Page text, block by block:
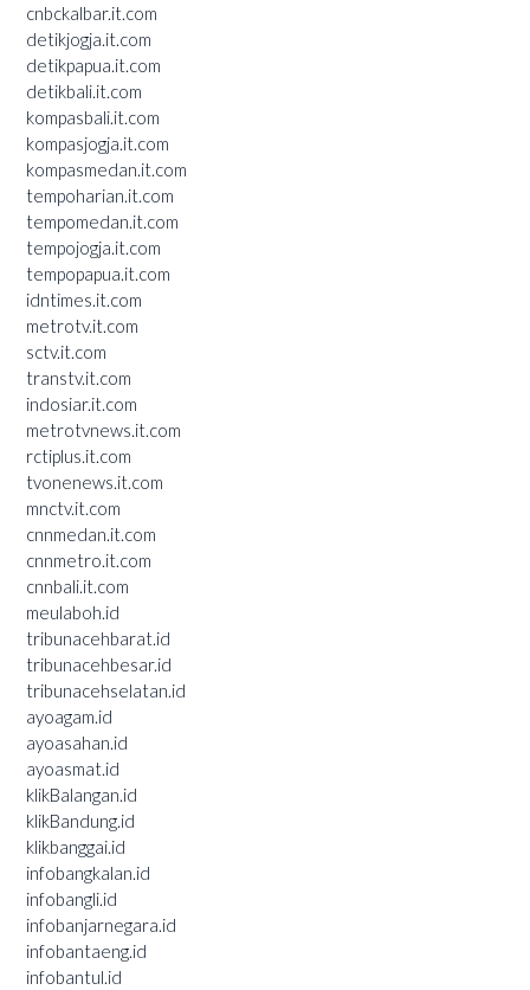
cnbckalbar.it.com
detikjogja.it.com
detikpapua.it.com
detikbali.it.com
kompasbali.it.com
kompasjogja.it.com
kompasmedan.it.com
tempoharian.it.com
tempomedan.it.com
tempojogja.it.com
tempopapua.it.com
idntimes.it.com
metrotv.it.com
sctv.it.com
transtv.it.com
indosiar.it.com
metrotvnews.it.com
rctiplus.it.com
tvonenews.it.com
mnctv.it.com
cnnmedan.it.com
cnnmetro.it.com
cnnbali.it.com
meulaboh.id
tribunacehbarat.id
tribunacehbesar.id
tribunacehselatan.id
ayoagam.id
ayoasahan.id
ayoasmat.id
klikBalangan.id
klikBandung.id
klikbanggai.id
infobangkalan.id
infobangli.id
infobanjarnegara.id
infobantaeng.id
infobantul.id